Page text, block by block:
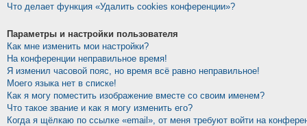
Что делает функция «Удалить cookies конференции»?
Параметры и настройки пользователя
Как мне изменить мои настройки?
На конференции неправильное время!
Я изменил часовой пояс, но время всё равно неправильное!
Моего языка нет в списке!
Как я могу поместить изображение вместе со своим именем?
Что такое звание и как я могу изменить его?
Когда я щёлкаю по ссылке «email», от меня требуют войти на